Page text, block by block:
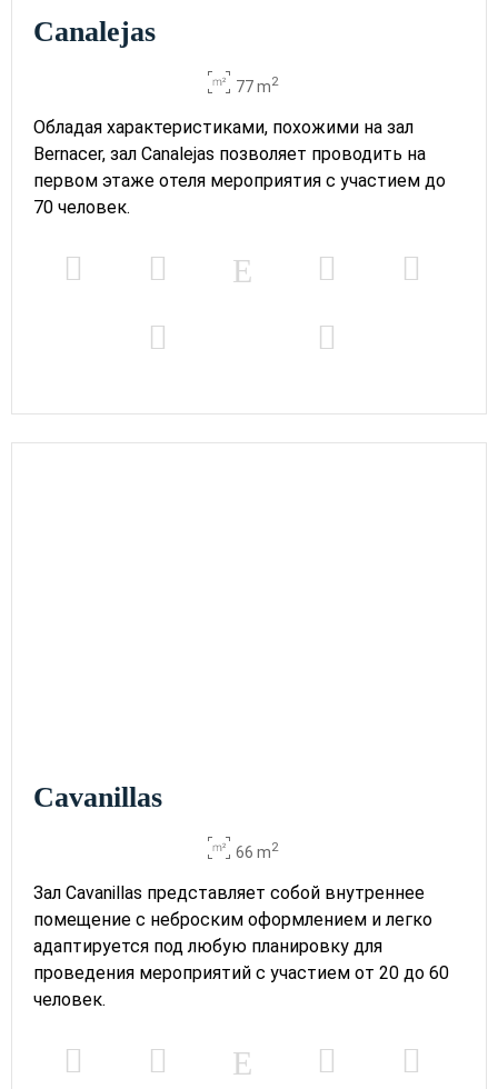
Canalejas
77 m2
Обладая характеристиками, похожими на зал
Bernacer, зал Canalejas позволяет проводить на
первом этаже отеля мероприятия с участием до
70 человек.
Cavanillas
66 m2
Зал Cavanillas представляет собой внутреннее
помещение с неброским оформлением и легко
адаптируется под любую планировку для
проведения мероприятий с участием от 20 до 60
человек.